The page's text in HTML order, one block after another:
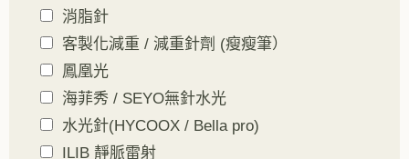
消脂針
客製化減重 / 減重針劑 (瘦瘦筆）
鳳凰光
海菲秀 / SEYO無針水光
水光針(HYCOOX / Bella pro)
ILIB 靜脈雷射